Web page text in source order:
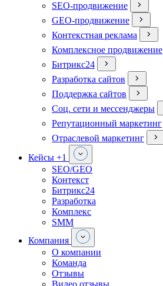
SEO-продвижение
GEO-продвижение
Контекстная реклама
Комплексное продвижение
Битрикс24
Разработка сайтов
Поддержка сайтов
Соц. сети и мессенджеры
Репутационный маркетинг
Отраслевой маркетинг
Кейсы +1
SEO/GEO
Контекст
Битрикс24
Разработка
Комплекс
SMM
Компания
О компании
Команда
Отзывы
Видео отзывы